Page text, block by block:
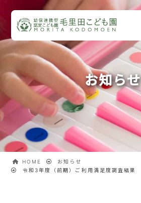
お知らせ
HOME
お知らせ
令和3年度（前期）ご利用満足度調査結果